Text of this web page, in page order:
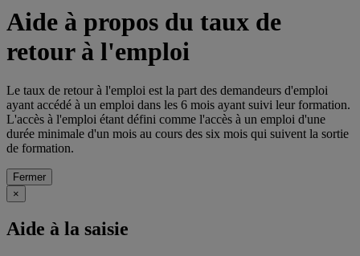
Aide à propos du taux de
retour à l'emploi
Le taux de retour à l'emploi est la part des demandeurs d'emploi
ayant accédé à un emploi dans les 6 mois ayant suivi leur formation.
L'accès à l'emploi étant défini comme l'accès à un emploi d'une
durée minimale d'un mois au cours des six mois qui suivent la sortie
de formation.
Fermer
×
Aide à la saisie